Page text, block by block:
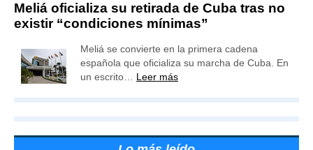
Meliá oficializa su retirada de Cuba tras no
existir “condiciones mínimas”
Meliá se convierte en la primera cadena
española que oficializa su marcha de Cuba. En
un escrito… Leer más